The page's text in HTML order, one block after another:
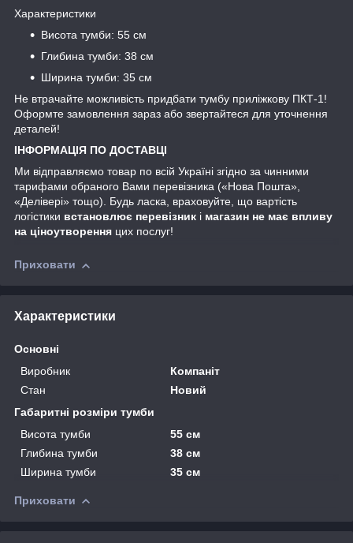
Характеристики
Висота тумби: 55 см
Глибина тумби: 38 см
Ширина тумби: 35 см
Не втрачайте можливість придбати тумбу приліжкову ПКТ-1!
Оформте замовлення зараз або звертайтеся для уточнення
деталей!
ІНФОРМАЦІЯ ПО ДОСТАВЦІ
Ми відправляємо товар по всій Україні згідно за чинними
тарифами обраного Вами перевізника («Нова Пошта»,
«Делівері» тощо). Будь ласка, враховуйте, що вартість
логістики встановлює перевізник і магазин не має впливу
на ціноутворення цих послуг!
Приховати
Характеристики
Основні
Виробник
Компаніт
Стан
Новий
Габаритні розміри тумби
Висота тумби
55 см
Глибина тумби
38 см
Ширина тумби
35 см
Приховати